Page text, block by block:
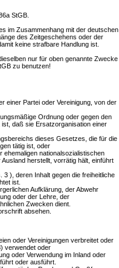
StGB.
im Zusammenhang mit der deutschen
des Zeitgeschehens oder der
keine strafbare Handlung ist.
nur für oben genannte Zwecke
zu benutzen!
einer Partei oder Vereinigung, von der
Ordnung oder gegen den
daß sie Ersatzorganisation einer
dieses Gesetzes, die für die
tätig ist, oder
ehemaligen nationalsozialistischen
herstellt, vorrätig hält, einführt
), deren Inhalt gegen die freiheitliche
ist.
Aufklärung, der Abwehr
oder der Lehre, der
Zwecken dient.
absehen.
oder Vereinigungen verbreitet oder
verwendet oder
oder Verwendung im Inland oder
oder ausführt.